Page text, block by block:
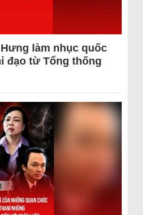
làm nhục quốc
đạo từ Tổng thống